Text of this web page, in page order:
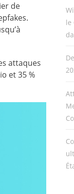
de
attaques
et 35 %
le